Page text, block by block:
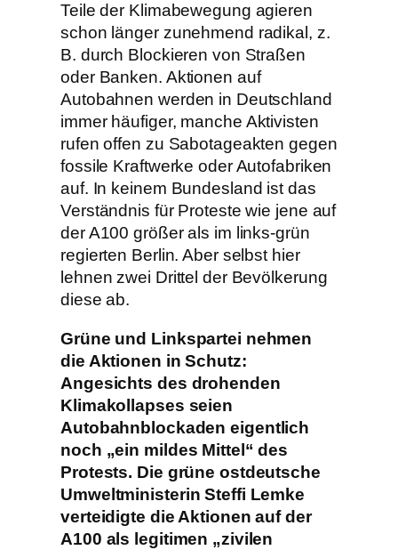
Teile der Klimabewegung agieren
schon länger zunehmend radikal, z.
B. durch Blockieren von Straßen
oder Banken. Aktionen auf
Autobahnen werden in Deutschland
immer häufiger, manche Aktivisten
rufen offen zu Sabotageakten gegen
fossile Kraftwerke oder Autofabriken
auf. In keinem Bundesland ist das
Verständnis für Proteste wie jene auf
der A100 größer als im links-grün
regierten Berlin. Aber selbst hier
lehnen zwei Drittel der Bevölkerung
diese ab.
Grüne und Linkspartei nehmen
die Aktionen in Schutz:
Angesichts des drohenden
Klimakollapses seien
Autobahnblockaden eigentlich
noch „ein mildes Mittel“ des
Protests. Die grüne ostdeutsche
Umweltministerin Steffi Lemke
verteidigte die Aktionen auf der
A100 als legitimen „zivilen